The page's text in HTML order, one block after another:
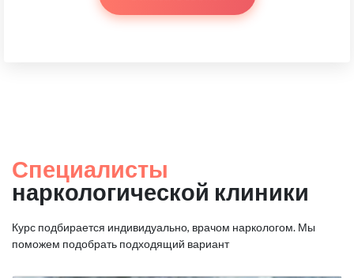
Специалисты
наркологической клиники
Курс подбирается индивидуально, врачом наркологом. Мы
поможем подобрать подходящий вариант